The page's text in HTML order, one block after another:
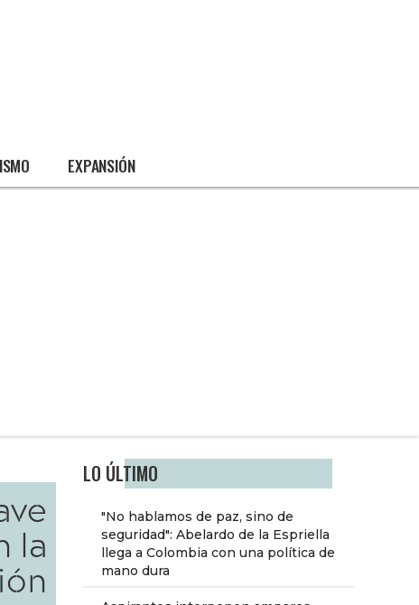
EXPANSIÓN
LO ÚLTIMO
"No hablamos de paz, sino de
seguridad": Abelardo de la Espriella
llega a Colombia con una política de
mano dura
la